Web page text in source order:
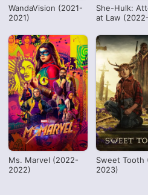
WandaVision (2021-
2021)
She-Hulk:
at Law
Ms. Marvel (2022-
2022)
Sweet Tooth
2023)